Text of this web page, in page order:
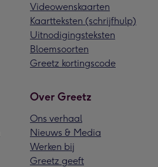
Videowenskaarten
Kaartteksten (schrijfhulp)
Uitnodigingsteksten
Bloemsoorten
Greetz kortingscode
Over Greetz
Ons verhaal
Nieuws & Media
Werken bij
Greetz geeft